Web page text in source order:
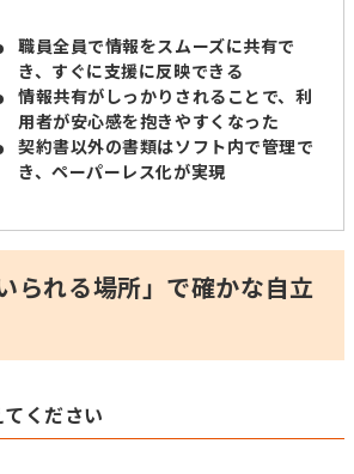
れ 処遇改善加算 法改正
計画 モニタリング
職員全員で情報をスムーズに共有で
き、すぐに支援に反映できる
情報共有がしっかりされることで、利
用者が安心感を抱きやすくなった
契約書以外の書類はソフト内で管理で
き、ペーパーレス化が実現
られる場所」で確かな自立
ください